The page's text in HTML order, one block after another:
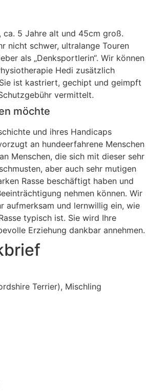
5 Jahre alt und 45cm groß.
nicht schwer, ultralange Touren
als „Denksportlerin“. Wir können
Hedi zusätzlich
ist kastriert, gechipt und geimpft
vermittelt.
möchte
und ihres Handicaps
an hundeerfahrene Menschen
Menschen, die sich mit dieser sehr
aber auch sehr mutigen
Rasse beschäftigt haben und
nehmen können. Wir
aufmerksam und lernwillig ein, wie
typisch ist. Sie wird Ihre
Erziehung dankbar annehmen.
Terrier), Mischling